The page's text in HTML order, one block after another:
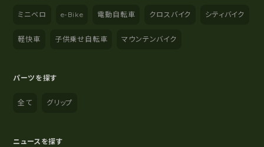
ミニベロ e-Bike 電動自転車 クロスバイク シティバイク
軽快車 子供乗せ自転車 マウンテンバイク
パーツを探す
全て グリップ
ニュースを探す